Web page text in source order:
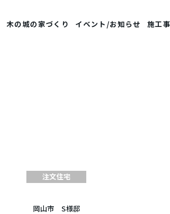
木の城の家づくり イベント/お知らせ 施工
注文住宅
岡山市 S様邸